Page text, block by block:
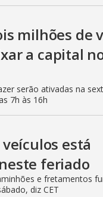
milhões de
a capital
serão ativadas na
7h às 16h
está
feriado
e fretamentos
diz CET